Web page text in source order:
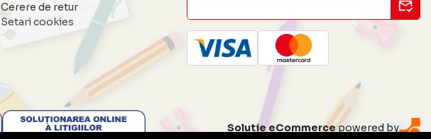
Cerere de retur
Setari cookies
Solutie eCommercepowered by